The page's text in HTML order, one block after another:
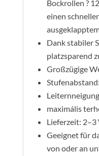
Bockrollen ?
einen
Dank stabiler
platzsparend
Großzügige
maximális
Lieferzeit: 2–3
Geeignet für
von oder an